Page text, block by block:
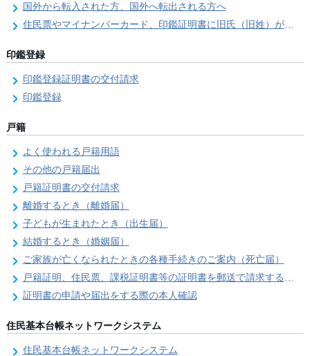
国外から転入された方、国外へ転出される方へ
住民票やマイナンバーカード、印鑑証明書に旧氏（旧姓）が併記できるようになりました！
印鑑登録
印鑑登録証明書の交付請求
印鑑登録
戸籍
よく使われる戸籍用語
その他の戸籍届出
戸籍証明書の交付請求
離婚するとき（離婚届）
子どもが生まれたとき（出生届）
結婚するとき（婚姻届）
ご家族が亡くなられたときの各種手続きのご案内（死亡届）
戸籍証明、住民票、課税証明書等の証明書を郵送で請求する際の本人確認
証明書の申請や届出をする際の本人確認
住民基本台帳ネットワークシステム
住民基本台帳ネットワークシステム